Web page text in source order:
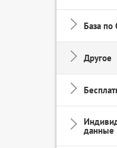
База
Другое
данные